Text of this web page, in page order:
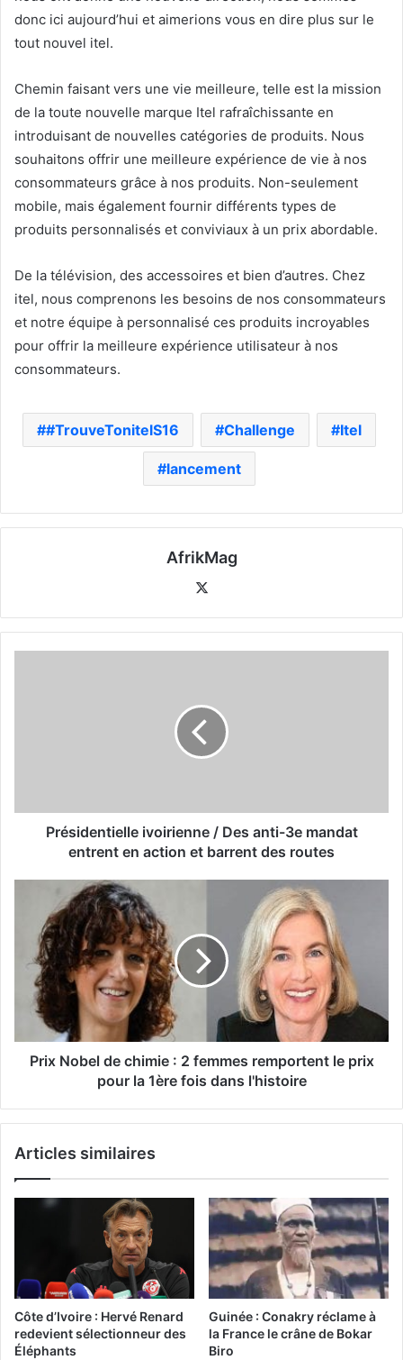
donc ici aujourd’hui et aimerions vous en dire plus sur le
tout nouvel itel.
Chemin faisant vers une vie meilleure, telle est la mission
de la toute nouvelle marque Itel rafraîchissante en
introduisant de nouvelles catégories de produits. Nous
souhaitons offrir une meilleure expérience de vie à nos
consommateurs grâce à nos produits. Non-seulement
mobile, mais également fournir différents types de
produits personnalisés et conviviaux à un prix abordable.
De la télévision, des accessoires et bien d’autres. Chez
itel, nous comprenons les besoins de nos consommateurs
et notre équipe à personnalisé ces produits incroyables
pour offrir la meilleure expérience utilisateur à nos
consommateurs.
#TrouveTonitelS16 Challenge Itel
lancement
AfrikMag
Présidentielle ivoirienne / Des anti-3e mandat
entrent en action et barrent des routes
Prix Nobel de chimie : 2 femmes remportent le prix
pour la 1ère fois dans l'histoire
Articles similaires
Côte d’Ivoire : Hervé Renard
redevient sélectionneur des
Éléphants
Guinée : Conakry réclame à
la France le crâne de Bokar
Biro